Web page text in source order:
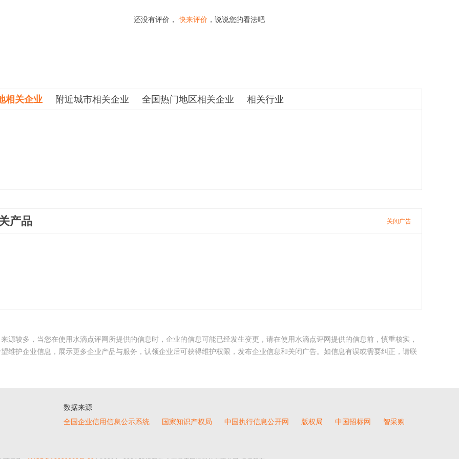
还没有评价， 快来评价 ，说说您的看法吧
相关企业 附近城市相关企业 全国热门地区相关企业 相关行业
产品 关闭广告
源较多，当您在使用水滴点评网所提供的信息时，企业的信息可能已经发生变更，请在使用水滴点评网提供的信息前，慎重核实，
维护企业信息，展示更多企业产品与服务，认领企业后可获得维护权限，发布企业信息和关闭广告。如信息有误或需要纠正，请联
数据来源
全国企业信用信息公示系统
国家知识产权局 中国执行信息公开网 版权局 中国招标网 智采购